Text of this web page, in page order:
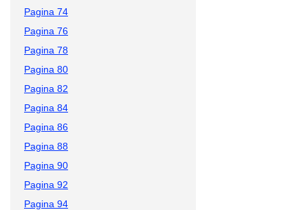
Pagina 74
Pagina 76
Pagina 78
Pagina 80
Pagina 82
Pagina 84
Pagina 86
Pagina 88
Pagina 90
Pagina 92
Pagina 94